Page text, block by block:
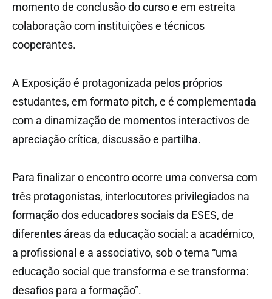
momento de conclusão do curso e em estreita
colaboração com instituições e técnicos
cooperantes.
A Exposição é protagonizada pelos próprios
estudantes, em formato pitch, e é complementada
com a dinamização de momentos interactivos de
apreciação crítica, discussão e partilha.
Para finalizar o encontro ocorre uma conversa com
três protagonistas, interlocutores privilegiados na
formação dos educadores sociais da ESES, de
diferentes áreas da educação social: a académico,
a profissional e a associativo, sob o tema “uma
educação social que transforma e se transforma:
desafios para a formação”.